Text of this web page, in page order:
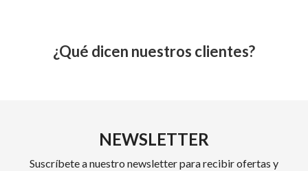
¿Qué dicen nuestros clientes?
NEWSLETTER
Suscríbete a nuestro newsletter para recibir ofertas y